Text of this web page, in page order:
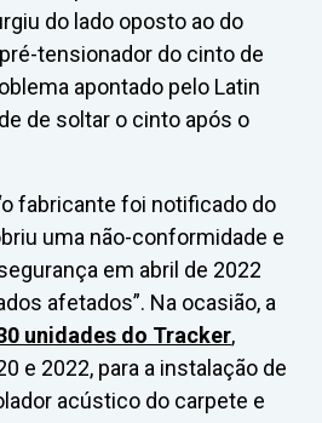
do lado oposto ao do
tensionador do cinto de
apontado pelo Latin
de soltar o cinto após o
fabricante foi notificado do
uma não-conformidade e
em abril de 2022
afetados”. Na ocasião, a
unidades do Tracker,
e 2022, para a instalação de
acústico do carpete e